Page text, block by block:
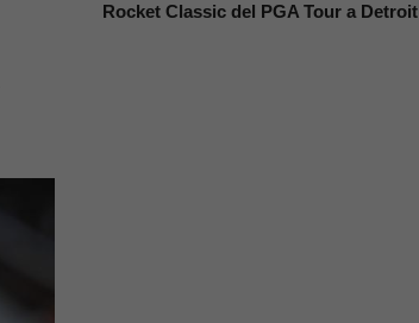
Rocket Classic del PGA Tour a Detroit